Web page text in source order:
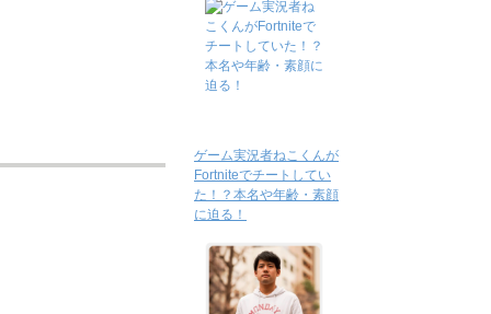
ゲーム実況者ねこくんが
Fortniteでチートしてい
た！？本名や年齢・素顔
に迫る！